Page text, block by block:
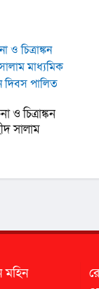
ও চিত্রাঙ্কন
সালাম
গণঅভ্যুত্থান
মহিন